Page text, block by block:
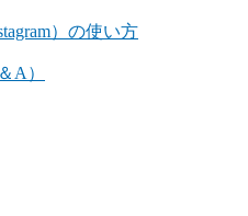
）の使い方
A）